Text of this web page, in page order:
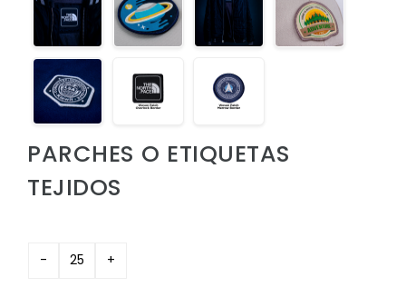
Herramientas y llaveros
Hieleras
Kit de higiene y protección
Lanyards
Lentes
Manteles y Alfombras
PARCHES O ETIQUETAS
TEJIDOS